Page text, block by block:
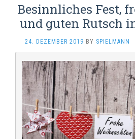
Besinnliches Fest,
und guten Rutsch
24. DEZEMBER 2019 BY SPIELMANN